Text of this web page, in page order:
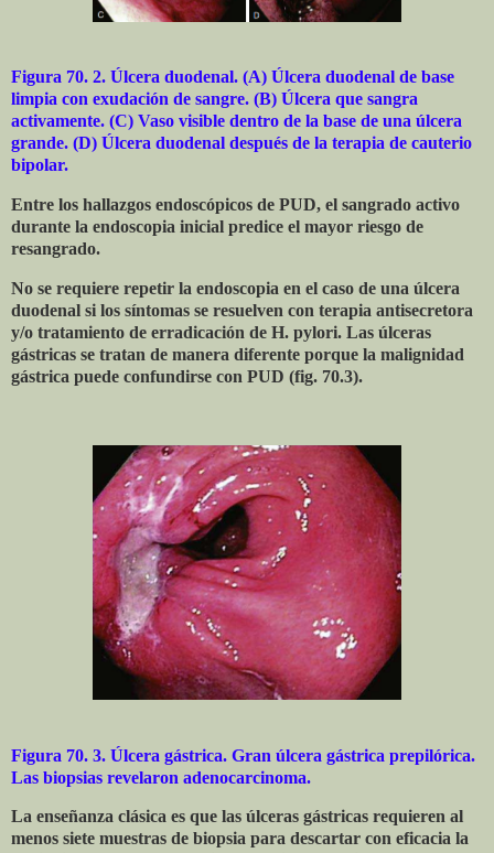
Figura 70. 2. Úlcera duodenal. (A) Úlcera duodenal de base
limpia con exudación de sangre. (B) Úlcera que sangra
activamente. (C) Vaso visible dentro de la base de una úlcera
grande. (D) Úlcera duodenal después de la terapia de cauterio
bipolar.
Entre los hallazgos endoscópicos de PUD, el sangrado activo
durante la endoscopia inicial predice el mayor riesgo de
resangrado.
No se requiere repetir la endoscopia en el caso de una úlcera
duodenal si los síntomas se resuelven con terapia antisecretora
y/o tratamiento de erradicación de H. pylori. Las úlceras
gástricas se tratan de manera diferente porque la malignidad
gástrica puede confundirse con PUD (fig. 70.3).
Figura 70. 3. Úlcera gástrica. Gran úlcera gástrica prepilórica.
Las biopsias revelaron adenocarcinoma.
La enseñanza clásica es que las úlceras gástricas requieren al
menos siete muestras de biopsia para descartar con eficacia la